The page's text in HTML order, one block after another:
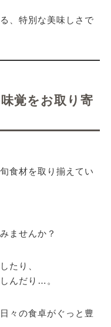
、特別な美味しさで
覚をお取り寄
食材を取り揃えてい
ませんか？
たり、
んだり…。
々の食卓がぐっと豊